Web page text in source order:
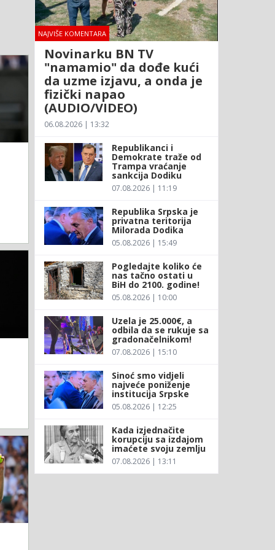
NAJVIŠE KOMENTARA
Novinarku BN TV
"namamio" da dođe kući
da uzme izjavu, a onda je
fizički napao
(AUDIO/VIDEO)
06.08.2026 | 13:32
Republikanci i
Demokrate traže od
Trampa vraćanje
sankcija Dodiku
07.08.2026 | 11:19
Republika Srpska je
privatna teritorija
Milorada Dodika
05.08.2026 | 15:49
Pogledajte koliko će
nas tačno ostati u
BiH do 2100. godine!
05.08.2026 | 10:00
Uzela je 25.000€, a
odbila da se rukuje sa
gradonačelnikom!
07.08.2026 | 15:10
Sinoć smo vidjeli
najveće poniženje
institucija Srpske
05.08.2026 | 12:25
Kada izjednačite
korupciju sa izdajom
imaćete svoju zemlju
07.08.2026 | 13:11